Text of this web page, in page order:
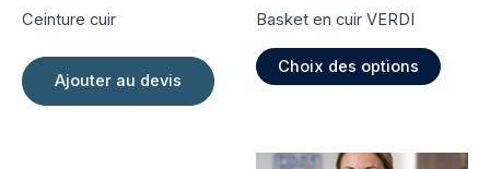
Ceinture cuir
Ajouter au devis
Basket en cuir VERDI
Choix des options